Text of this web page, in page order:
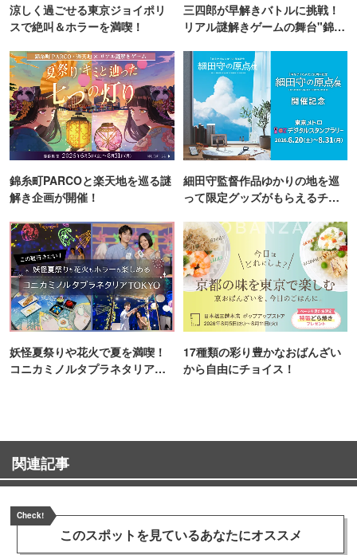
涼しく過ごせる東京ジョイポリ
スで絶叫＆ホラーを満喫！
三四郎が早解きバトルに挑戦！
リアル謎解きゲームの舞台"錦糸
錦糸町PARCOと楽天地を巡る謎
解き企画が開催！
細田守監督作品ゆかりの地を巡
って限定グッズがもらえるチャ
妖怪夏祭りや花火で夏を満喫！
コニカミノルタプラネタリア
17種類の彩り豊かなおばんざい
から自由にチョイス！
関連記事
Check!
このスポットを見ているあなたにオススメ